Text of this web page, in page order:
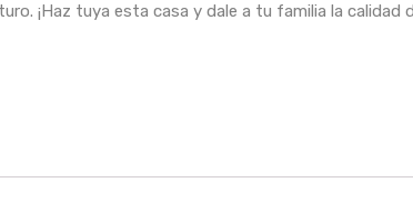
¡Haz tuya esta casa y dale a tu familia la calidad